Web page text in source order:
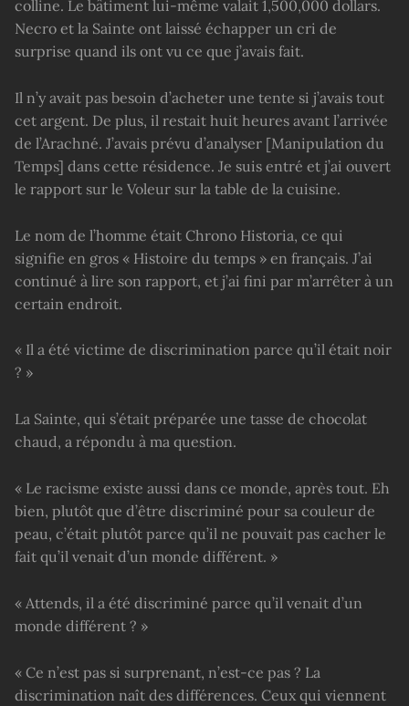
colline. Le bâtiment lui-même valait 1,500,000 dollars.
Necro et la Sainte ont laissé échapper un cri de
surprise quand ils ont vu ce que j’avais fait.
Il n’y avait pas besoin d’acheter une tente si j’avais tout
cet argent. De plus, il restait huit heures avant l’arrivée
de l’Arachné. J’avais prévu d’analyser [Manipulation du
Temps] dans cette résidence. Je suis entré et j’ai ouvert
le rapport sur le Voleur sur la table de la cuisine.
Le nom de l’homme était Chrono Historia, ce qui
signifie en gros « Histoire du temps » en français. J’ai
continué à lire son rapport, et j’ai fini par m’arrêter à un
certain endroit.
« Il a été victime de discrimination parce qu’il était noir
? »
La Sainte, qui s’était préparée une tasse de chocolat
chaud, a répondu à ma question.
« Le racisme existe aussi dans ce monde, après tout. Eh
bien, plutôt que d’être discriminé pour sa couleur de
peau, c’était plutôt parce qu’il ne pouvait pas cacher le
fait qu’il venait d’un monde différent. »
« Attends, il a été discriminé parce qu’il venait d’un
monde différent ? »
« Ce n’est pas si surprenant, n’est-ce pas ? La
discrimination naît des différences. Ceux qui viennent